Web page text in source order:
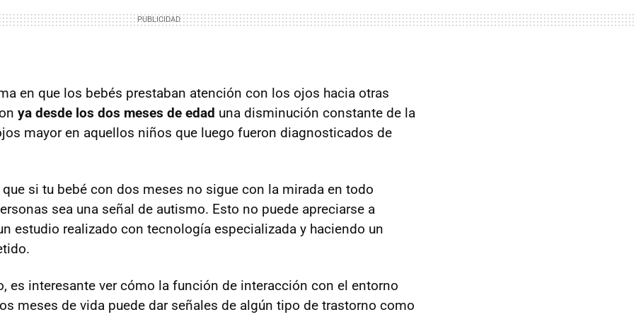
en que los bebés prestaban atención con los ojos hacia otras
ya desde los dos meses de edad una disminución constante de la
mayor en aquellos niños que luego fueron diagnosticados de
si tu bebé con dos meses no sigue con la mirada en todo
sea una señal de autismo. Esto no puede apreciarse a
estudio realizado con tecnología especializada y haciendo un
es interesante ver cómo la función de interacción con el entorno
meses de vida puede dar señales de algún tipo de trastorno como